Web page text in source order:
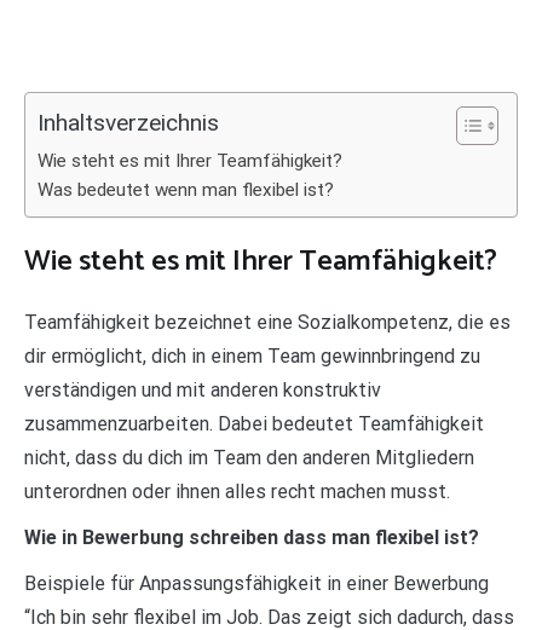
Inhaltsverzeichnis
Wie steht es mit Ihrer Teamfähigkeit?
Was bedeutet wenn man flexibel ist?
Wie steht es mit Ihrer Teamfähigkeit?
Teamfähigkeit bezeichnet eine Sozialkompetenz, die es
dir ermöglicht, dich in einem Team gewinnbringend zu
verständigen und mit anderen konstruktiv
zusammenzuarbeiten. Dabei bedeutet Teamfähigkeit
nicht, dass du dich im Team den anderen Mitgliedern
unterordnen oder ihnen alles recht machen musst.
Wie in Bewerbung schreiben dass man flexibel ist?
Beispiele für Anpassungsfähigkeit in einer Bewerbung
“Ich bin sehr flexibel im Job. Das zeigt sich dadurch, dass